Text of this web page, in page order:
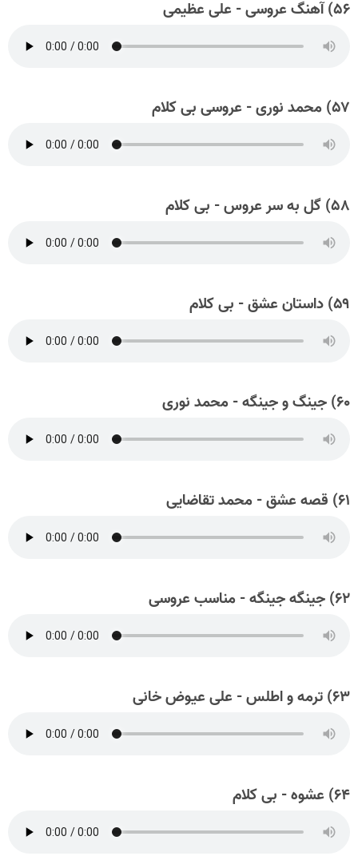
۵۶) آهنگ عروسی - علی عظیمی
۵۷) محمد نوری - عروسی بی کلام
۵۸) گل به سر عروس - بی کلام
۵۹) داستان عشق - بی کلام
۶۰) جینگ و جینگه - محمد نوری
۶۱) قصه عشق - محمد تقاضایی
۶۲) جینگه جینگه - مناسب عروسی
۶۳) ترمه و اطلس - علی عیوض خانی
۶۴) عشوه - بی کلام